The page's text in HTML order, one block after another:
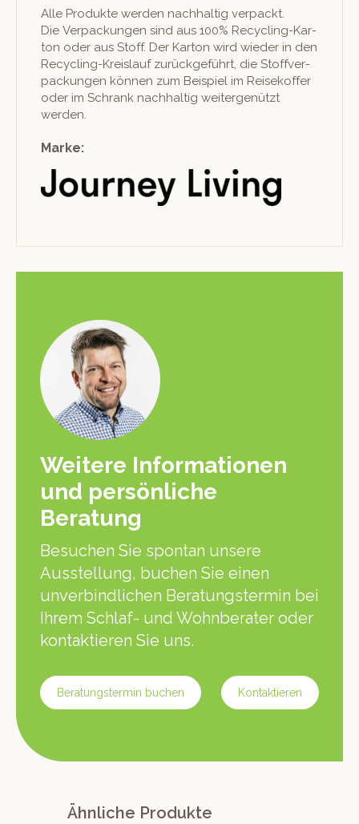
Alle Pro­duk­te wer­den nach­haltig ver­packt.
Die Ver­pack­un­gen sind aus 100% Recy­cling-Kar­
ton oder aus Stoff. Der Kar­ton wird wieder in den
Recy­cling-Kreis­lauf zurück­ge­führt, die Stof­fver­
pack­un­gen kön­nen zum Beispiel im Reisekof­fer
oder im Schrank nach­haltig weit­er­genützt
werden.
Marke:
Weitere Informationen
und persönliche
Beratung
Besuchen Sie spontan unsere
Ausstellung, buchen Sie einen
unverbindlichen Beratungstermin bei
Ihrem Schlaf- und Wohnberater oder
kontaktieren Sie uns.
Beratungstermin buchen Kontaktieren
Ähnliche Produkte